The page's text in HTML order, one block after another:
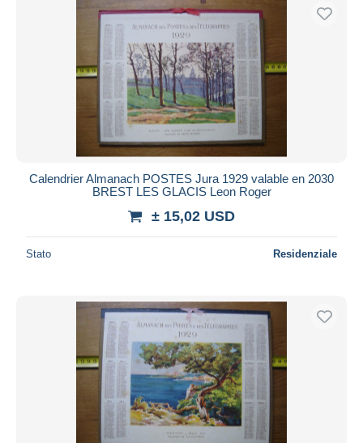
Calendrier Almanach POSTES Jura 1929 valable en 2030
BREST LES GLACIS Leon Roger
± 15,02 USD
Stato Residenziale